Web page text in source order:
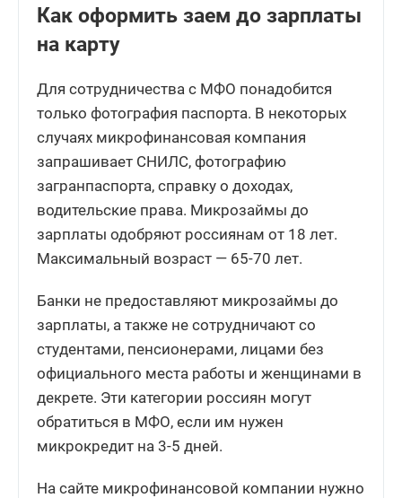
Как оформить заем до зарплаты
на карту
Для сотрудничества с МФО понадобится
только фотография паспорта. В некоторых
случаях микрофинансовая компания
запрашивает СНИЛС, фотографию
загранпаспорта, справку о доходах,
водительские права. Микрозаймы до
зарплаты одобряют россиянам от 18 лет.
Максимальный возраст — 65-70 лет.
Банки не предоставляют микрозаймы до
зарплаты, а также не сотрудничают со
студентами, пенсионерами, лицами без
официального места работы и женщинами в
декрете. Эти категории россиян могут
обратиться в МФО, если им нужен
микрокредит на 3-5 дней.
На сайте микрофинансовой компании нужно